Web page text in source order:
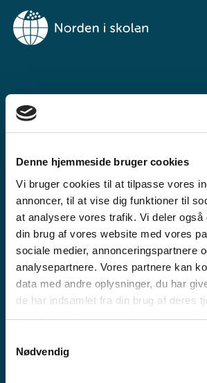
Denne hjemmeside bruger cookies
Vi bruger cookies til at tilpasse vores
annoncer, til at vise dig funktioner til
at analysere vores trafik. Vi deler også
din brug af vores website med vores
sociale medier, annonceringspartnere
analysepartnere. Vores partnere kan
data med andre oplysninger, du har
de har indsamlet fra din brug af deres
samtykker til vores cookies, hvis du
Nødvendig
Tunngaviusumik
atuartitsinermi
akeqanngitsoq.
MEEQQAT